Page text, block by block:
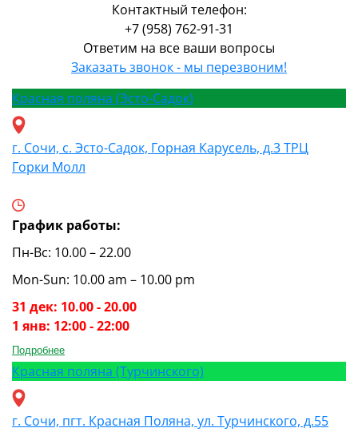
Контактный телефон:
+7 (958) 762-91-31
Ответим на все ваши вопросы
Заказать звонок - мы перезвоним!
Красная поляна (Эсто-Садок)
г. Сочи, с. Эсто-Садок, Горная Карусель, д.3 ТРЦ
Горки Молл
График работы:
Пн-Вс: 10.00 – 22.00
Mon-Sun: 10.00 am – 10.00 pm
31 дек: 10.00 - 20.00
1 янв: 12:00 - 22:00
Подробнее
Красная поляна (Турчинского)
г. Сочи, пгт. Красная Поляна, ул. Турчинского, д.55